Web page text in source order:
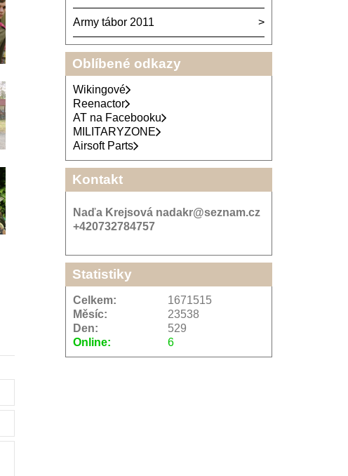
Army tábor 2011
Oblíbené odkazy
Wikingové
Reenactor
AT na Facebooku
MILITARYZONE
Airsoft Parts
Kontakt
Naďa Krejsová nadakr@seznam.cz
+420732784757
Statistiky
Online: 6
Celkem:
1671515
Měsíc:
23538
Den:
529